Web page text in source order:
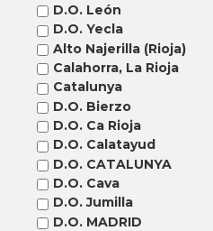
D.O. León
D.O. Yecla
Alto Najerilla (Rioja)
Calahorra, La Rioja
Catalunya
D.O. Bierzo
D.O. Ca Rioja
D.O. Calatayud
D.O. CATALUNYA
D.O. Cava
D.O. Jumilla
D.O. MADRID